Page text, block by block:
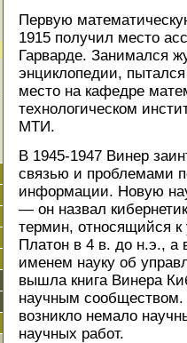
Первую
1915 получил место
Гарварде. Занимался
энциклопедии,
место на кафедре
технологическом
МТИ.
В 1945-1947 Винер
связью и проблемами
информации. Новую
— он назвал
термин, относящийся
Платон в 4 в. до н.э., а
именем науку об
вышла книга Винера
научным
возникло немало
научных работ.